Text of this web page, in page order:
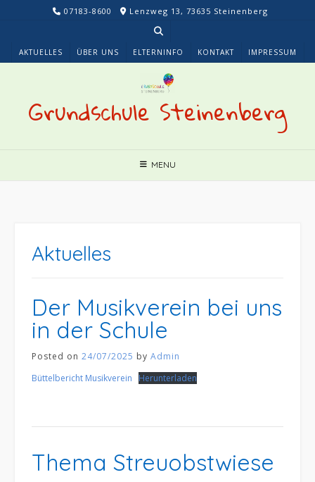
07183-8600 Lenzweg 13, 73635 Steinenberg
AKTUELLES ÜBER UNS ELTERNINFO KONTAKT IMPRESSUM
Grundschule Steinenberg
MENU
Aktuelles
Der Musikverein bei uns
in der Schule
Posted on 24/07/2025 by Admin
Büttelbericht Musikverein
Herunterladen
Thema Streuobstwiese